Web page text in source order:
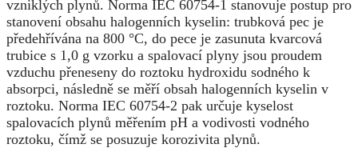
vzniklých plynů. Norma IEC 60754-1 stanovuje postup pro
stanovení obsahu halogenních kyselin: trubková pec je
předehřívána na 800 °C, do pece je zasunuta kvarcová
trubice s 1,0 g vzorku a spalovací plyny jsou proudem
vzduchu přeneseny do roztoku hydroxidu sodného k
absorpci, následně se měří obsah halogenních kyselin v
roztoku. Norma IEC 60754-2 pak určuje kyselost
spalovacích plynů měřením pH a vodivosti vodného
roztoku, čímž se posuzuje korozivita plynů.